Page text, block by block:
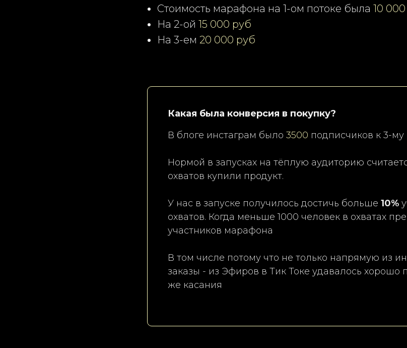
Стоимость марафона на 1-ом потоке была 10
На 2-ой 15 000 руб
На 3-ем 20 000 руб
Какая была конверсия в покупку?
В блоге инстаграм было 3500 подписчиков к 3-му
Нормой в запусках на тёплую аудиторию
охватов купили продукт.
У нас в запуске получилось достичь больше 10%
охватов. Когда меньше 1000 человек в охватах
участников марафона
В том числе потому что не только напрямую из
заказы - из Эфиров в Тик Токе удавалось хорошо
же касания